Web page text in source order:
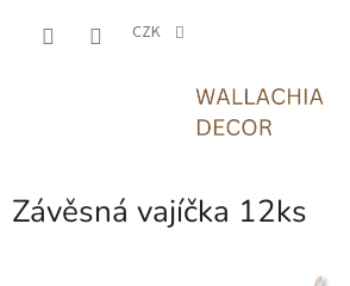
CZK
Závěsná vajíčka 12ks